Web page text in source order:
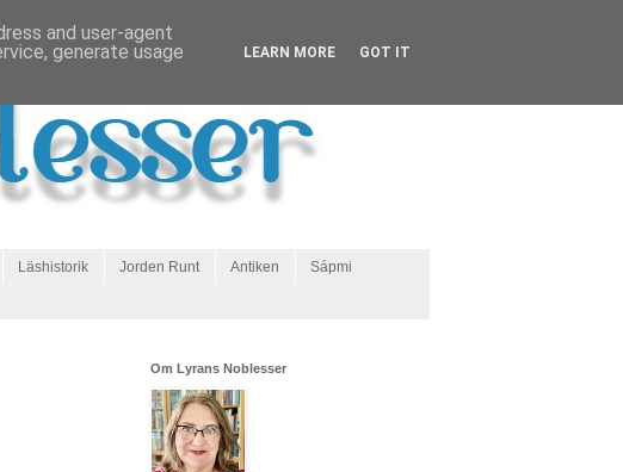
Läshistorik Jorden Runt Antiken Sápmi
Om Lyrans Noblesser
and user-agent
generate usage
LEARN MORE GOT IT